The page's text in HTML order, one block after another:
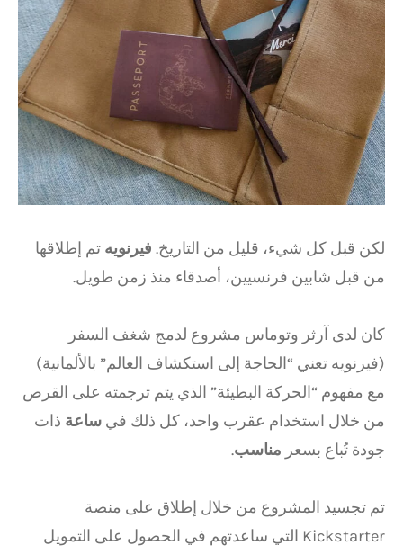
لكن قبل كل شيء، قليل من التاريخ. فيرنويه تم إطلاقها
من قبل شابين فرنسيين، أصدقاء منذ زمن طويل.
كان لدى آرثر وتوماس مشروع لدمج شغف السفر
(فيرنويه تعني “الحاجة إلى استكشاف العالم” بالألمانية)
مع مفهوم “الحركة البطيئة” الذي يتم ترجمته على القرص
من خلال استخدام عقرب واحد، كل ذلك في ساعة ذات
جودة تُباع بسعر مناسب.
تم تجسيد المشروع من خلال إطلاق على منصة
Kickstarter التي ساعدتهم في الحصول على التمويل